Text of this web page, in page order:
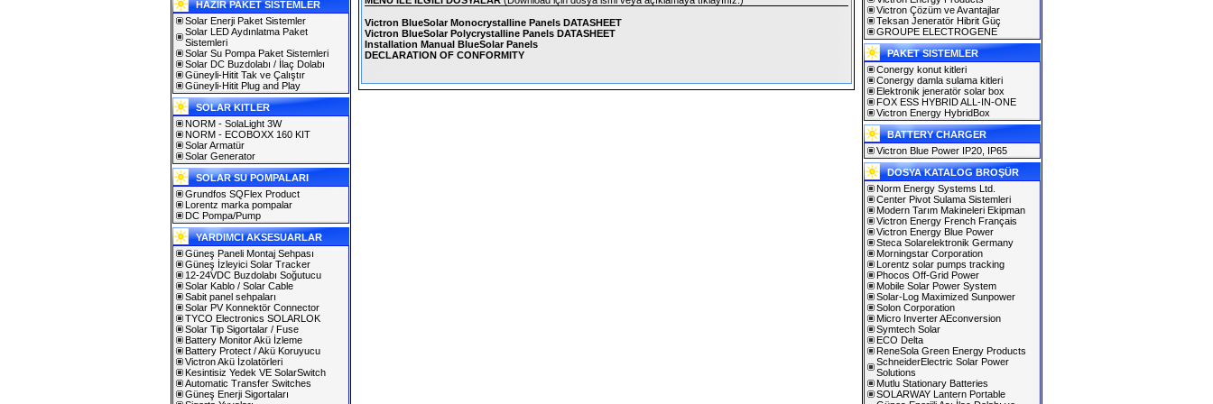
HAZIR PAKET SİSTEMLER
Solar Enerji Paket Sistemler
Solar LED Aydınlatma Paket
Sistemleri
Solar Su Pompa Paket Sistemleri
Solar DC Buzdolabı / İlaç Dolabı
Güneyli-Hitit Tak ve Çalıştır
Güneyli-Hitit Plug and Play
SOLAR KITLER
NORM - SolaLight 3W
NORM - ECOBOXX 160 KIT
Solar Armatür
Solar Generator
SOLAR SU POMPALARI
Grundfos SQFlex Product
Lorentz marka pompalar
DC Pompa/Pump
YARDIMCI AKSESUARLAR
Güneş Paneli Montaj Sehpası
Güneş İzleyici Solar Tracker
12-24VDC Buzdolabı Soğutucu
Solar Kablo / Solar Cable
Sabit panel sehpaları
Solar PV Konnektör Connector
TYCO Electronics SOLARLOK
Solar Tip Sigortalar / Fuse
Battery Monitor Akü İzleme
Battery Protect / Akü Koruyucu
Victron Akü İzolatörleri
Kesintisiz Yedek VE SolarSwitch
Automatic Transfer Switches
Güneş Enerji Sigortaları
Victron BlueSolar Monocrystalline Panels DATASHEET
Victron BlueSolar Polycrystalline Panels DATASHEET
Installation Manual BlueSolar Panels
DECLARATION OF CONFORMITY
Victron Çözüm ve Avantajlar
Teksan Jeneratör Hibrit Güç
GROUPE ELECTROGENE
PAKET SISTEMLER
Conergy konut kitleri
Conergy damla sulama kitleri
Elektronik jeneratör solar box
FOX ESS HYBRID ALL-IN-ONE
Victron Energy HybridBox
BATTERY CHARGER
Victron Blue Power IP20, IP65
DOSYA KATALOG BROŞÜR
Norm Energy Systems Ltd.
Center Pivot Sulama Sistemleri
Modern Tarım Makineleri Ekipman
Victron Energy French Français
Victron Energy Blue Power
Steca Solarelektronik Germany
Morningstar Corporation
Lorentz solar pumps tracking
Phocos Off-Grid Power
Mobile Solar Power System
Solar-Log Maximized Sunpower
Solon Corporation
Micro Inverter AEconversion
Symtech Solar
ECO Delta
ReneSola Green Energy Products
SchneiderElectric Solar Power
Solutions
Mutlu Stationary Batteries
SOLARWAY Lantern Portable